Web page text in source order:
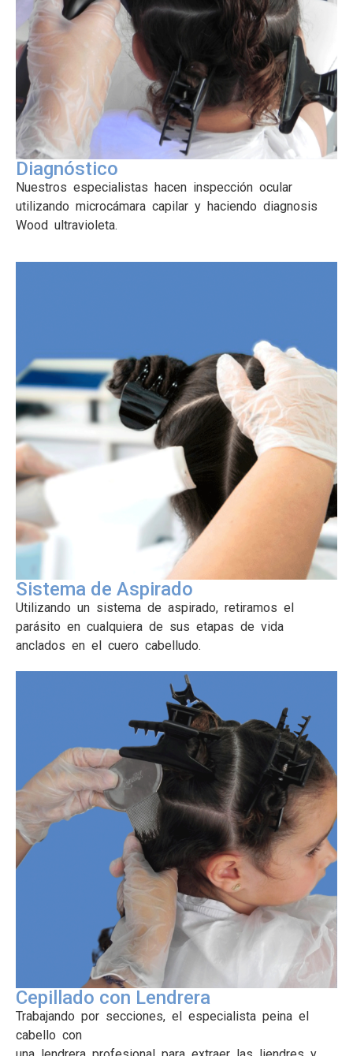
Diagnóstico
Nuestros especialistas hacen inspección ocular
utilizando microcámara capilar y haciendo diagnosis
Wood ultravioleta.
Sistema de Aspirado
Utilizando un sistema de aspirado, retiramos el
parásito en cualquiera de sus etapas de vida
anclados en el cuero cabelludo.
Cepillado con Lendrera
Trabajando por secciones, el especialista peina el
cabello con